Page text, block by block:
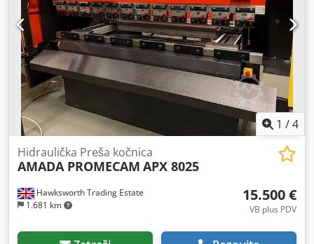
1 /4
Hawksworth Trading Estate
1.681 km
Hidraulička Preša kočnica
AMADA PROMECAM APX 8025
15.500 €
VB plus PDV